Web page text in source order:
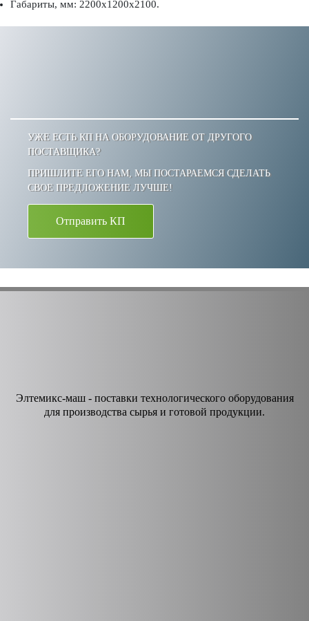
УЖЕ ЕСТЬ КП НА ОБОРУДОВАНИЕ ОТ ДРУГОГО
ПОСТАВЩИКА?
ПРИШЛИТЕ ЕГО НАМ, МЫ ПОСТАРАЕМСЯ СДЕЛАТЬ
СВОЕ ПРЕДЛОЖЕНИЕ ЛУЧШЕ!
Отправить КП
Габариты, мм: 2200х1200х2100.
Элтемикс-маш - поставки технологического оборудования
для производства сырья и готовой продукции.